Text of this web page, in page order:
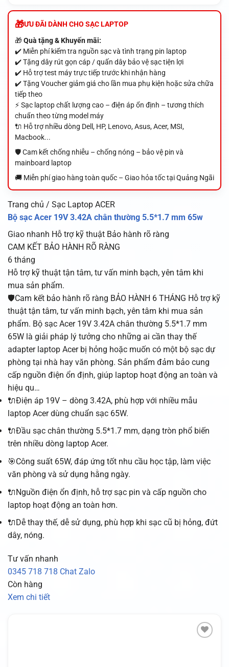
ƯU ĐÃI DÀNH CHO SẠC LAPTOP
🎁Quà tặng & Khuyến mãi:
✔️ Miễn phí kiểm tra nguồn sạc và tình trạng pin laptop
✔️ Tặng dây rút gọn cáp / quấn dây bảo vệ sạc tiện lợi
✔️ Hỗ trợ test máy trực tiếp trước khi nhận hàng
✔️ Tặng Voucher giảm giá cho lần mua phụ kiện hoặc sửa chữa
tiếp theo
⚡ Sạc laptop chất lượng cao – điện áp ổn định – tương thích
chuẩn theo từng model máy
🔌 Hỗ trợ nhiều dòng Dell, HP, Lenovo, Asus, Acer, MSI,
Macbook...
🛡️ Cam kết chống nhiễu – chống nóng – bảo vệ pin và
mainboard laptop
🚚 Miễn phí giao hàng toàn quốc – Giao hỏa tốc tại Quảng Ngãi
Trang chủ / Sạc Laptop ACER
Bộ sạc Acer 19V 3.42A chân thường 5.5*1.7 mm 65w
Giao nhanh Hỗ trợ kỹ thuật Bảo hành rõ ràng
CAM KẾT BẢO HÀNH RÕ RÀNG
6 tháng
Hỗ trợ kỹ thuật tận tâm, tư vấn minh bạch, yên tâm khi
mua sản phẩm.
🛡️Cam kết bảo hành rõ ràng BẢO HÀNH 6 THÁNG Hỗ trợ kỹ
thuật tận tâm, tư vấn minh bạch, yên tâm khi mua sản
phẩm. Bộ sạc Acer 19V 3.42A chân thường 5.5*1.7 mm
65W là giải pháp lý tưởng cho những ai cần thay thế
adapter laptop Acer bị hỏng hoặc muốn có một bộ sạc dự
phòng tại nhà hay văn phòng. Sản phẩm đảm bảo cung
cấp nguồn điện ổn định, giúp laptop hoạt động an toàn và
hiệu qu…
🔌Điện áp 19V – dòng 3.42A, phù hợp với nhiều mẫu
laptop Acer dùng chuẩn sạc 65W.
🔌Đầu sạc chân thường 5.5*1.7 mm, dạng tròn phổ biến
trên nhiều dòng laptop Acer.
🎯Công suất 65W, đáp ứng tốt nhu cầu học tập, làm việc
văn phòng và sử dụng hằng ngày.
🔌Nguồn điện ổn định, hỗ trợ sạc pin và cấp nguồn cho
laptop hoạt động an toàn hơn.
🔌Dễ thay thế, dễ sử dụng, phù hợp khi sạc cũ bị hỏng, đứt
dây, nóng.
Tư vấn nhanh
0345 718 718 Chat Zalo
Còn hàng
Xem chi tiết